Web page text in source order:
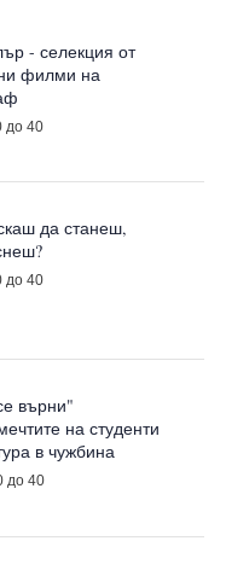
- селекция от
филми на
до 40
да станеш,
до 40
върни"
на студенти
в чужбина
до 40